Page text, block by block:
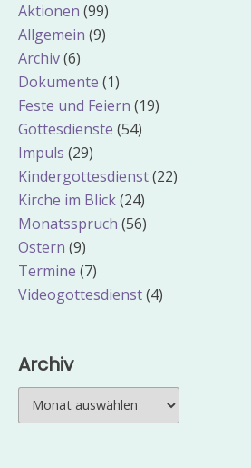
Aktionen (99)
Allgemein (9)
Archiv(6)
Dokumente (1)
Feste und Feiern (19)
Gottesdienste (54)
Impuls (29)
Kindergottesdienst(22)
Kirche im Blick(24)
Monatsspruch (56)
Ostern (9)
Termine (7)
Videogottesdienst(4)
Archiv
Archiv